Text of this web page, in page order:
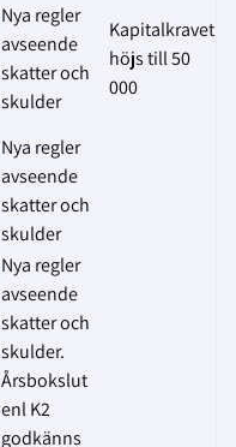
Nya regler
avseende
skatter och
skulder
Kapitalkravet
höjs till 50
000
Nya regler
avseende
skatter och
skulder
Nya regler
avseende
skatter och
skulder.
Årsbokslut
enl K2
godkänns